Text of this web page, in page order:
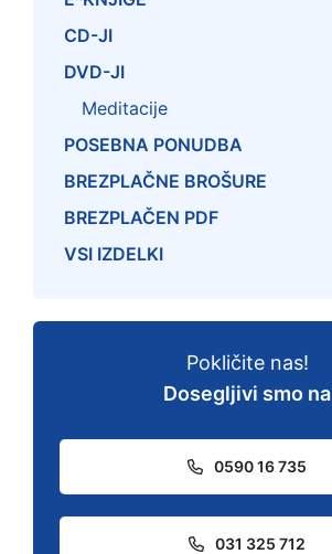
CD-JI
DVD-JI
Meditacije
POSEBNA PONUDBA
BREZPLAČNE BROŠURE
BREZPLAČEN PDF
VSI IZDELKI
Pokličite nas!
Dosegljivi smo na
0590 16 735
031 325 712